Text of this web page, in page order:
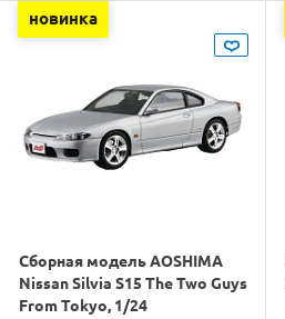
новинка
Сборная модель AOSHIMA
Nissan Silvia S15 The Two Guys
From Tokyo, 1/24